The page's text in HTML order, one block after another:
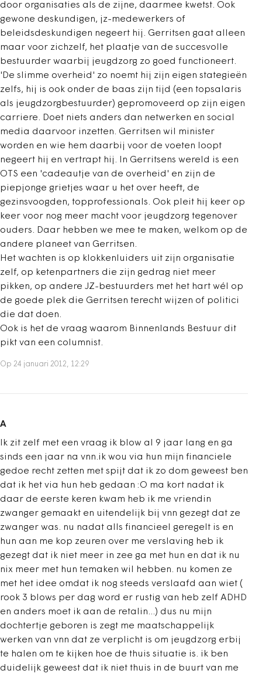
door organisaties als de zijne, daarmee kwetst. Ook
gewone deskundigen, jz-medewerkers of
beleidsdeskundigen negeert hij. Gerritsen gaat alleen
maar voor zichzelf, het plaatje van de succesvolle
bestuurder waarbij jeugdzorg zo goed functioneert.
'De slimme overheid' zo noemt hij zijn eigen stategieën
zelfs, hij is ook onder de baas zijn tijd (een topsalaris
als jeugdzorgbestuurder) gepromoveerd op zijn eigen
carriere. Doet niets anders dan netwerken en social
media daarvoor inzetten. Gerritsen wil minister
worden en wie hem daarbij voor de voeten loopt
negeert hij en vertrapt hij. In Gerritsens wereld is een
OTS een 'cadeautje van de overheid' en zijn de
piepjonge grietjes waar u het over heeft, de
gezinsvoogden, topprofessionals. Ook pleit hij keer op
keer voor nog meer macht voor jeugdzorg tegenover
ouders. Daar hebben we mee te maken, welkom op de
andere planeet van Gerritsen.
Het wachten is op klokkenluiders uit zijn organisatie
zelf, op ketenpartners die zijn gedrag niet meer
pikken, op andere JZ-bestuurders met het hart wél op
de goede plek die Gerritsen terecht wijzen of politici
die dat doen.
Ook is het de vraag waarom Binnenlands Bestuur dit
pikt van een columnist.
Op 24 januari 2012, 12:29
A
Ik zit zelf met een vraag ik blow al 9 jaar lang en ga
sinds een jaar na vnn.ik wou via hun mijn financiele
gedoe recht zetten met spijt dat ik zo dom geweest ben
dat ik het via hun heb gedaan :O ma kort nadat ik
daar de eerste keren kwam heb ik me vriendin
zwanger gemaakt en uitendelijk bij vnn gezegt dat ze
zwanger was. nu nadat alls financieel geregelt is en
hun aan me kop zeuren over me verslaving heb ik
gezegt dat ik niet meer in zee ga met hun en dat ik nu
nix meer met hun temaken wil hebben. nu komen ze
met het idee omdat ik nog steeds verslaafd aan wiet (
rook 3 blows per dag word er rustig van heb zelf ADHD
en anders moet ik aan de retalin...) dus nu mijn
dochtertje geboren is zegt me maatschappelijk
werken van vnn dat ze verplicht is om jeugdzorg erbij
te halen om te kijken hoe de thuis situatie is. ik ben
duidelijk geweest dat ik niet thuis in de buurt van me